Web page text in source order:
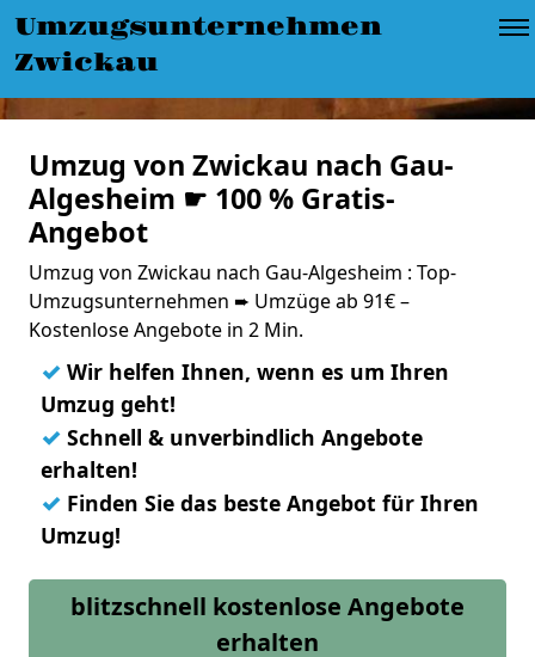
Umzugsunternehmen
Zwickau
Umzug von Zwickau nach Gau-
Algesheim ☛ 100 % Gratis-
Angebot
Umzug von Zwickau nach Gau-Algesheim : Top-
Umzugsunternehmen ➨ Umzüge ab 91€ –
Kostenlose Angebote in 2 Min.
✓ Wir helfen Ihnen, wenn es um Ihren
Umzug geht!
✓ Schnell & unverbindlich Angebote
erhalten!
✓ Finden Sie das beste Angebot für Ihren
Umzug!
blitzschnell kostenlose Angebote
erhalten